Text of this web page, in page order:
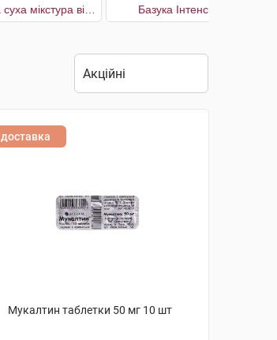
Базука Інтенс
доставка
Мукалтин таблетки 50 мг 10 шт